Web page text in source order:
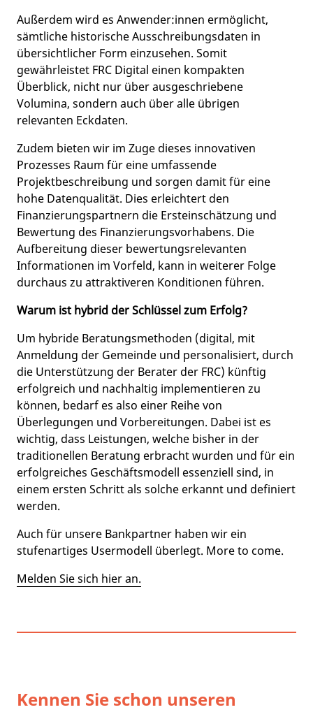
Außerdem wird es Anwender:innen ermöglicht,
sämtliche historische Ausschreibungsdaten in
übersichtlicher Form einzusehen. Somit
gewährleistet FRC Digital einen kompakten
Überblick, nicht nur über ausgeschriebene
Volumina, sondern auch über alle übrigen
relevanten Eckdaten.
Zudem bieten wir im Zuge dieses innovativen
Prozesses Raum für eine umfassende
Projektbeschreibung und sorgen damit für eine
hohe Datenqualität. Dies erleichtert den
Finanzierungspartnern die Ersteinschätzung und
Bewertung des Finanzierungsvorhabens. Die
Aufbereitung dieser bewertungsrelevanten
Informationen im Vorfeld, kann in weiterer Folge
durchaus zu attraktiveren Konditionen führen.
Warum ist hybrid der Schlüssel zum Erfolg?
Um hybride Beratungsmethoden (digital, mit
Anmeldung der Gemeinde und personalisiert, durch
die Unterstützung der Berater der FRC) künftig
erfolgreich und nachhaltig implementieren zu
können, bedarf es also einer Reihe von
Überlegungen und Vorbereitungen. Dabei ist es
wichtig, dass Leistungen, welche bisher in der
traditionellen Beratung erbracht wurden und für ein
erfolgreiches Geschäftsmodell essenziell sind, in
einem ersten Schritt als solche erkannt und definiert
werden.
Auch für unsere Bankpartner haben wir ein
stufenartiges Usermodell überlegt. More to come.
Melden Sie sich hier an.
Kennen Sie schon unseren